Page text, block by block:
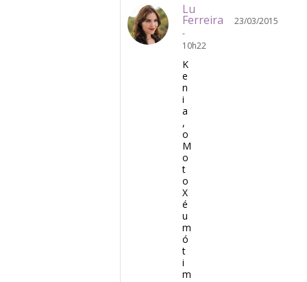
Lu
Ferreira
23/03/2015
-
10h22
K
e
n
i
a
,
o
M
o
t
o
X
é
u
m
ó
t
i
m